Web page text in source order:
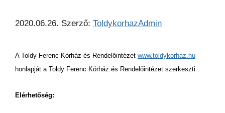
2020.06.26. Szerző: ToldykorhazAdmin
A Toldy Ferenc Kórház és Rendelőintézet www.toldykorhaz.hu
honlapját a Toldy Ferenc Kórház és Rendelőintézet szerkeszti.
Elérhetőség: